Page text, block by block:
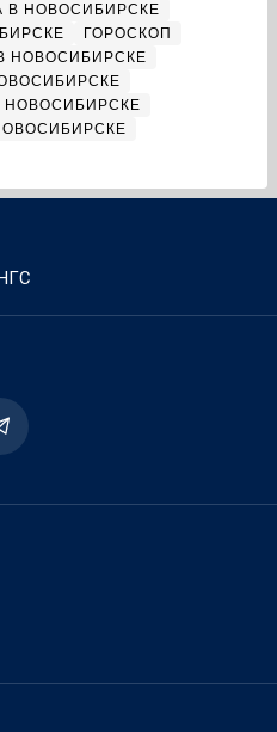
В НОВОСИБИРСКЕ
ГОРОСКОП
НОВОСИБИРСКЕ